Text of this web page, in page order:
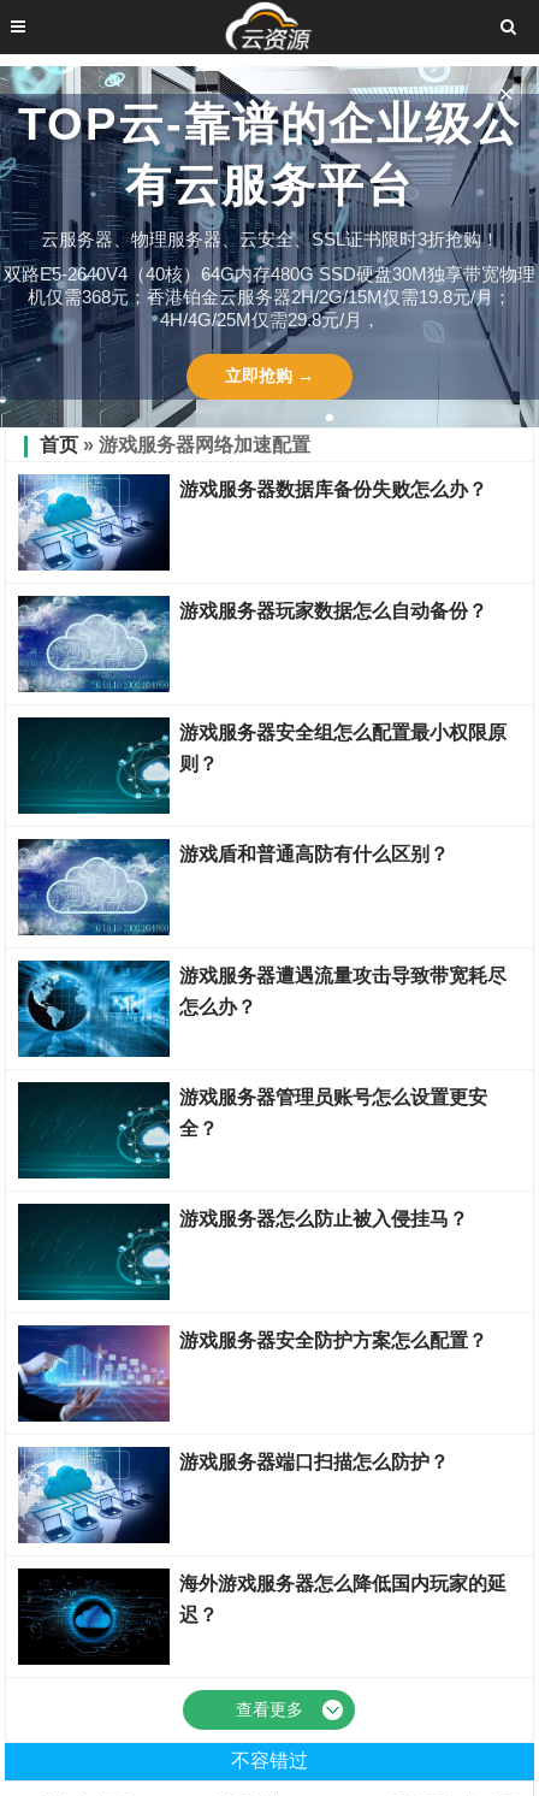
TOP云-靠谱的企业级公
有云服务平台
云服务器、物理服务器、云安全、SSL证书限时3折抢购！
双路E5-2640V4（40核）64G内存480G SSD硬盘30M独享带宽物理
机仅需368元；香港铂金云服务器2H/2G/15M仅需19.8元/月；
4H/4G/25M仅需29.8元/月，
立即抢购 →
✕
首页 » 游戏服务器网络加速配置
游戏服务器数据库备份失败怎么办？
游戏服务器玩家数据怎么自动备份？
游戏服务器安全组怎么配置最小权限原
则？
游戏盾和普通高防有什么区别？
游戏服务器遭遇流量攻击导致带宽耗尽
怎么办？
游戏服务器管理员账号怎么设置更安
全？
游戏服务器怎么防止被入侵挂马？
游戏服务器安全防护方案怎么配置？
游戏服务器端口扫描怎么防护？
海外游戏服务器怎么降低国内玩家的延
迟？
查看更多
不容错过